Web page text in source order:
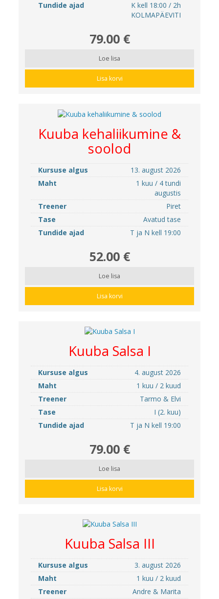
Tundide ajad
K kell 18:00 / 2h
KOLMAPÄEVITI
79.00 €
Loe lisa
Lisa korvi
Kuuba kehaliikumine &
soolod
Kursuse algus
13. august 2026
Maht
1 kuu / 4 tundi
augustis
Treener
Piret
Tase
Avatud tase
Tundide ajad
T ja N kell 19:00
52.00 €
Loe lisa
Lisa korvi
Kuuba Salsa I
Kursuse algus
4. august 2026
Maht
1 kuu / 2 kuud
Treener
Tarmo & Elvi
Tase
I (2. kuu)
Tundide ajad
T ja N kell 19:00
79.00 €
Loe lisa
Lisa korvi
Kuuba Salsa III
Kursuse algus
3. august 2026
Maht
1 kuu / 2 kuud
Treener
Andre & Marita